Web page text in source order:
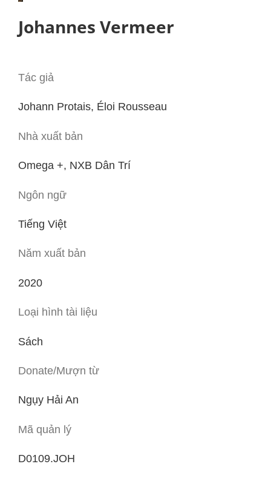
Johannes Vermeer
Tác giả
Johann Protais, Éloi Rousseau
Nhà xuất bản
Omega +, NXB Dân Trí
Ngôn ngữ
Tiếng Việt
Năm xuất bản
2020
Loại hình tài liệu
Sách
Donate/Mượn từ
Ngụy Hải An
Mã quản lý
D0109.JOH